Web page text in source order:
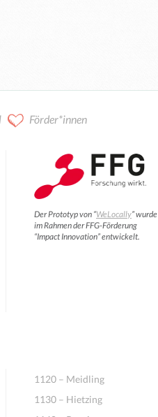
Förder*innen
Der Prototyp von “WeLocally” wurde
im Rahmen der FFG-Förderung
“Impact Innovation” entwickelt.
1120 – Meidling
1130 – Hietzing